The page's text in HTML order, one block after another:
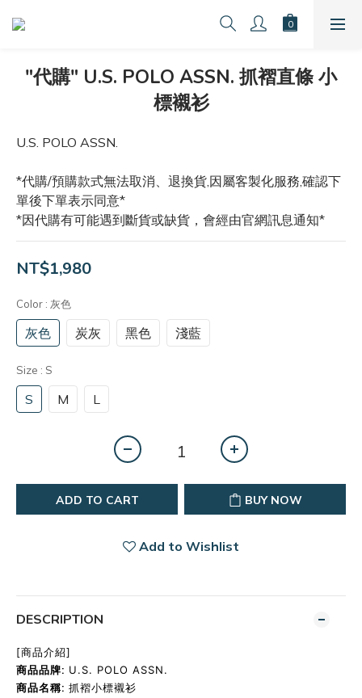
"代購" U.S. POLO ASSN. 抓褶直條 小
標襯衫
U.S. POLO ASSN.
*代購/預購款式無法取消、退換貨,因屬客製化服務,確認下
單後下單表示同意*
*因代購有可能遇到斷貨或缺貨，會經由官網訊息通知*
NT$1,980
Color : 灰色
灰色 炭灰 黑色 淺藍
Size : S
S M L
ADD TO CART BUY NOW
Add to Wishlist
DESCRIPTION
[商品介紹]
商品品牌: U.S. POLO ASSN.
商品名稱: 抓褶小標襯衫